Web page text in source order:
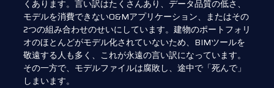
くあります。言い訳はたくさんあり、データ品質の低さ、
モデルを消費できないO&Mアプリケーション、またはその
2つの組み合わせのせいにしています。建物のポートフォリ
オのほとんどがモデル化されていないため、BIMツールを
敬遠する人も多く、これが永遠の言い訳になっています。
その一方で、モデルファイルは腐敗し、途中で「死んで」
しまいます。